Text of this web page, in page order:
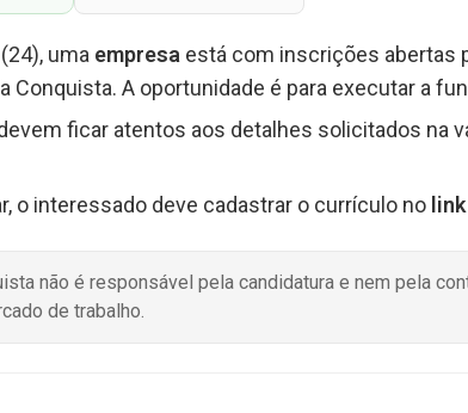
uma empresa está com inscrições abertas
Conquista. A oportunidade é para executar a
ficar atentos aos detalhes solicitados na
o interessado deve cadastrar o currículo no
não é responsável pela candidatura e nem pela
de trabalho.